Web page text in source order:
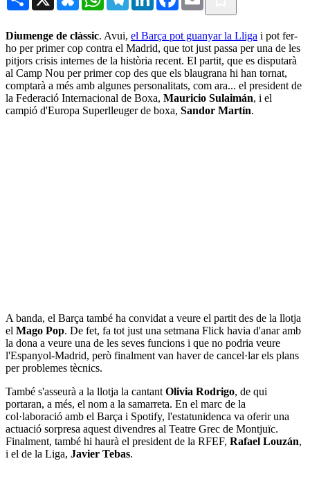
Diumenge de clàssic. Avui, el Barça pot guanyar la Lliga i pot fer-
ho per primer cop contra el Madrid, que tot just passa per una de les
pitjors crisis internes de la història recent. El partit, que es disputarà
al Camp Nou per primer cop des que els blaugrana hi han tornat,
comptarà a més amb algunes personalitats, com ara... el president de
la Federació Internacional de Boxa, Mauricio Sulaimán, i el
campió d'Europa Superlleuger de boxa, Sandor Martín.
A banda, el Barça també ha convidat a veure el partit des de la llotja
el Mago Pop. De fet, fa tot just una setmana Flick havia d'anar amb
la dona a veure una de les seves funcions i que no podria veure
l'Espanyol-Madrid, però finalment van haver de cancel·lar els plans
per problemes tècnics.
També s'asseurà a la llotja la cantant Olivia Rodrigo, de qui
portaran, a més, el nom a la samarreta. En el marc de la
col·laboració amb el Barça i Spotify, l'estatunidenca va oferir una
actuació sorpresa aquest divendres al Teatre Grec de Montjuïc.
Finalment, també hi haurà el president de la RFEF, Rafael Louzán,
i el de la Liga, Javier Tebas.